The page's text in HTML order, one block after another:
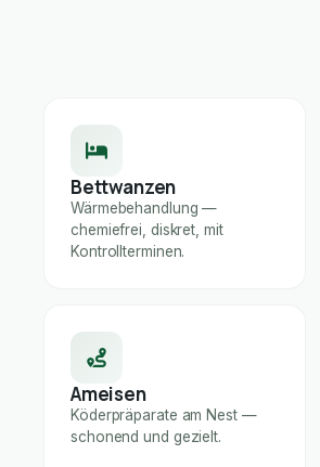
Bettwanzen
Wärmebehandlung —
chemiefrei, diskret, mit
Kontrollterminen.
Ameisen
Köderpräparate am Nest —
schonend und gezielt.